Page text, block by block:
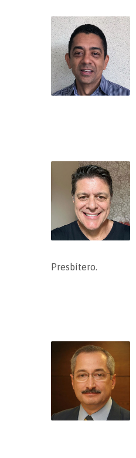
Presbítero.